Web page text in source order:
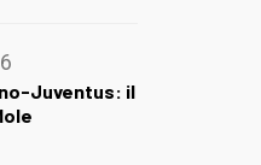
Juventus: il